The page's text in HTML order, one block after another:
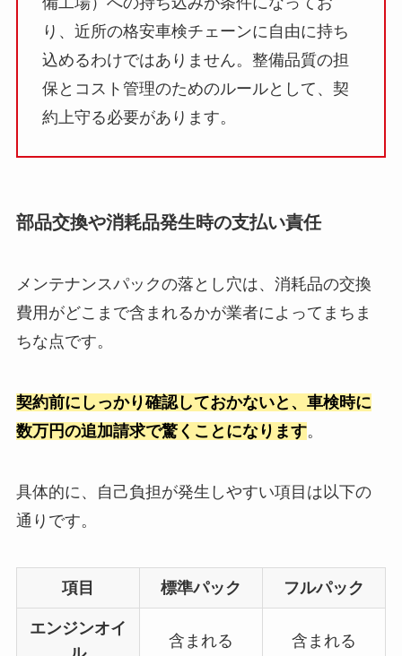
り、近所の格安車検チェーンに自由に持ち
込めるわけではありません。整備品質の担
保とコスト管理のためのルールとして、契
約上守る必要があります。
部品交換や消耗品発生時の支払い責任
メンテナンスパックの落とし穴は、消耗品の交換
費用がどこまで含まれるかが業者によってまちま
ちな点です。
契約前にしっかり確認しておかないと、車検時に
数万円の追加請求で驚くことになります。
具体的に、自己負担が発生しやすい項目は以下の
通りです。
項目 標準パック フルパック
エンジンオイ
含まれる 含まれる